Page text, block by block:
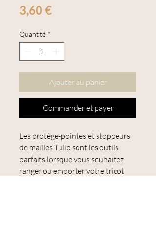
3,60 €Prix
Quantité *
Ajouter au panier
Commander et payer
Les protège-pointes et stoppeurs
de mailles Tulip sont les outils
parfaits lorsque vous souhaitez
ranger ou emporter votre tricot